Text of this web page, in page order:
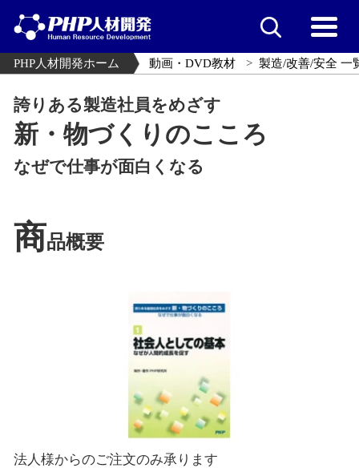
PHP人材開発ホーム 動画・DVD教材 製造/改善/安全 一
誇りある製造社員をめざす
新・物づくりのこころ
なぜで仕事が面白くなる
商品概要
法人様からのご注文のみ承ります